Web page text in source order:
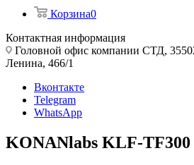
Корзина0
Контактная информация
Головной офис компании СТД,
Ленина, 466/1
Вконтакте
Telegram
WhatsApp
KONANlabs KLF-TF300